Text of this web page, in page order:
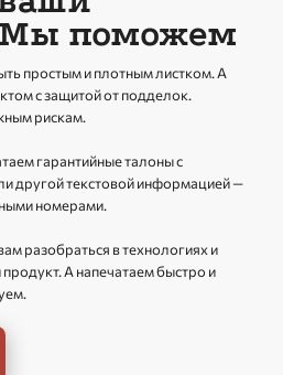
Мы поможем
простым и плотным листком. А
с защитой от подделок.
рискам.
гарантийные талоны с
другой текстовой информацией —
номерами.
разобраться в технологиях и
А напечатаем быстро и